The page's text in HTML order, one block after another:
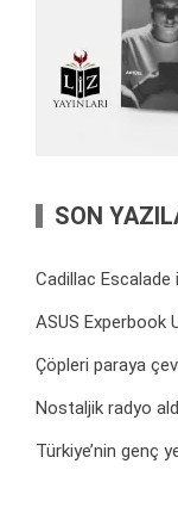
SON
Cadillac
ASUS Experbook
Çöpleri paraya
Nostaljik radyo
Türkiye’nin genç